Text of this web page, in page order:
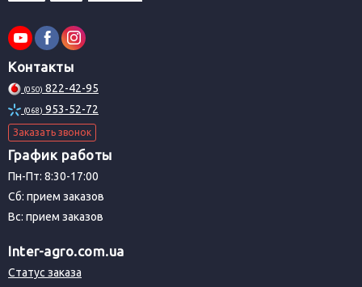
Контакты
(050) 822-42-95
(068) 953-52-72
Заказать звонок
График работы
Пн-Пт: 8:30-17:00
Сб: прием заказов
Вс: прием заказов
Inter-agro.com.ua
Статус заказа